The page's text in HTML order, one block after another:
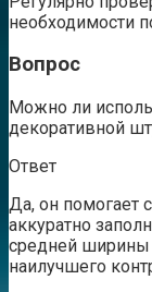
необходимости
Вопрос
Можно ли
декоративной
Ответ
Да, он помогает
аккуратно
средней ширины
наилучшего